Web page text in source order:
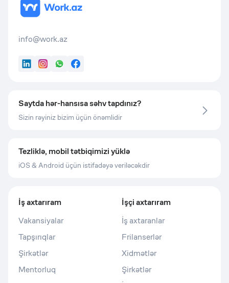
info@work.az
LinkedInInstagram
WhatsApp
Facebook
Saytda hər-hansısa səhv tapdınız?
Sizin rəyiniz bizim üçün önəmlidir
Tezliklə, mobil tətbiqimizi yüklə
iOS & Android üçün istifadəyə veriləcəkdir
İş axtarıram
Vakansiyalar
Tapşırıqlar
Şirkətlər
Mentorluq
İşçi axtarıram
İş axtaranlar
Frilanserlər
Xidmətlər
Şirkətlər